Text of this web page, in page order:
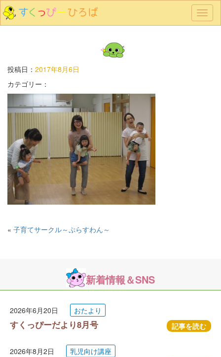
メ
ニ
投稿日： 2017年8月6日
カテゴリー：
« 子育てサークル～ぷらすわん～
新着情報＆SNS
2026年6月20日 おたより
すくっぴーだより8月号 記事を読む
2026年8月2日 乳児向け講座